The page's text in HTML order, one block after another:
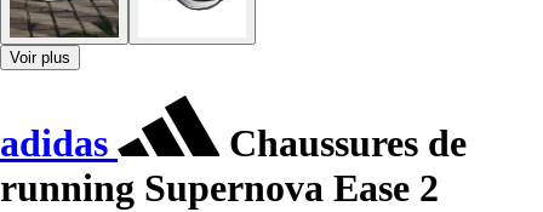
Voir plus
adidas
Chaussures de
running Supernova Ease 2